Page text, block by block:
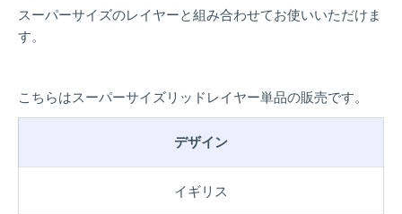
スーパーサイズのレイヤーと組み合わせてお使いいただけま
す。
こちらはスーパーサイズリッドレイヤー単品の販売です。
デザイン
イギリス